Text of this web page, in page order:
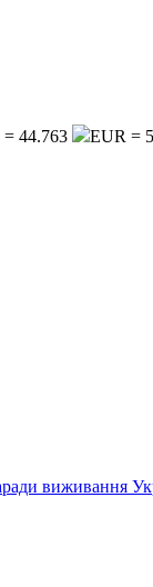
44.763
EUR =
виживання